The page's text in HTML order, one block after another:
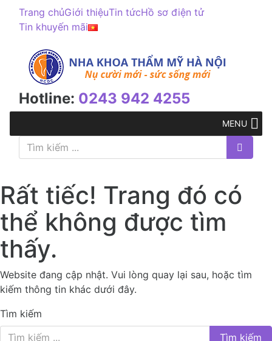
Trang chủGiới thiệuTin tứcHồ sơ điện tử
Tin khuyến mãi
Giới
thiệu
Nha khoa
Nha
khoa
mỹ
Nha
dự
phòng
Implant
Phục
hình cố
định
Phục
hình
Nha
Hotline: 0243 942 4255
Rất tiếc! Trang đó có
thể không được tìm
thấy.
Website đang cập nhật. Vui lòng quay lại sau, hoặc tìm
kiếm thông tin khác dưới đây.
Tìm kiếm